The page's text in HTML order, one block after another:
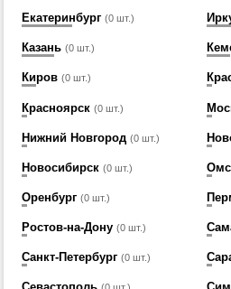
Екатеринбург (0 шт.)
Казань (0 шт.)
Киров (0 шт.)
Красноярск (0 шт.)
Нижний Новгород (0 шт.)
Новосибирск (0 шт.)
Оренбург (0 шт.)
Ростов-на-Дону (0 шт.)
Санкт-Петербург (0 шт.)